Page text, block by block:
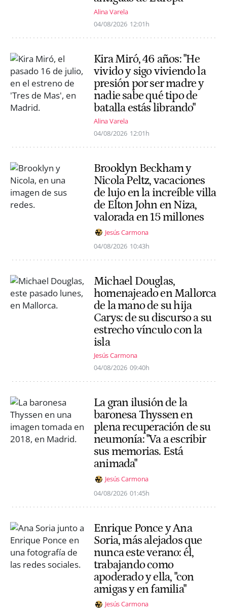
Alina Varela
04/08/2026 12:01h
Kira Miró, 46 años: "He
vivido y sigo viviendo la
presión por ser madre y
nadie sabe qué tipo de
batalla estás librando"
Alina Varela
04/08/2026 12:01h
Brooklyn Beckham y
Nicola Peltz, vacaciones
de lujo en la increíble villa
de Elton John en Niza,
valorada en 15 millones
Jesús Carmona
04/08/2026 10:43h
Michael Douglas,
homenajeado en Mallorca
de la mano de su hija
Carys: de su discurso a su
estrecho vínculo con la
isla
Jesús Carmona
04/08/2026 09:40h
La gran ilusión de la
baronesa Thyssen en
plena recuperación de su
neumonía: "Va a escribir
sus memorias. Está
animada"
Jesús Carmona
04/08/2026 01:45h
Enrique Ponce y Ana
Soria, más alejados que
nunca este verano: él,
trabajando como
apoderado y ella, "con
amigas y en familia"
Jesús Carmona